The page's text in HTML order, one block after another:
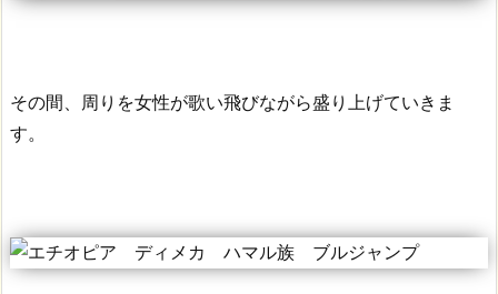
その間、周りを女性が歌い飛びながら盛り上げていきま
す。